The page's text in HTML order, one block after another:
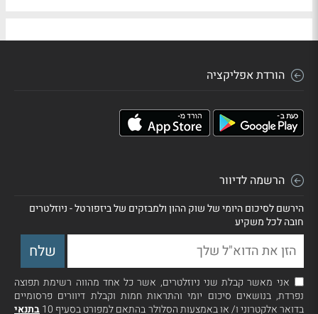
הורדת אפליקציה
הרשמה לדיוור
הירשם לסיכום היומי של שוק ההון ולמבזקים של ביזפורטל - ניוזלטרים
חובה לכל משקיע
אני מאשר קבלת שני ניוזלטרים, אשר כל אחד מהווה רשימת תפוצה
נפרדת, בנושאים סיכום יומי והתראות חמות וקבלת דיוורים פרסומיים
בדואר אלקטרוני ו/ או באמצעות הסלולר בהתאם למפורט בסעיף 10
בתנאי